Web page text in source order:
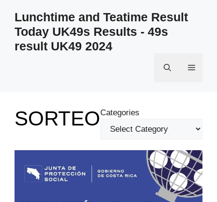
content
Lunchtime and Teatime Result
Today UK49s Results - 49s
result UK49 2024
Menu
SORTEOCategories